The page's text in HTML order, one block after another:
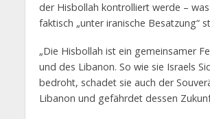
der Hisbollah kontrolliert werde –
faktisch „unter iranische Besatzung“
„Die Hisbollah ist ein gemeinsamer
und des Libanon. So wie sie Israels
bedroht, schadet sie auch der
Libanon und gefährdet dessen